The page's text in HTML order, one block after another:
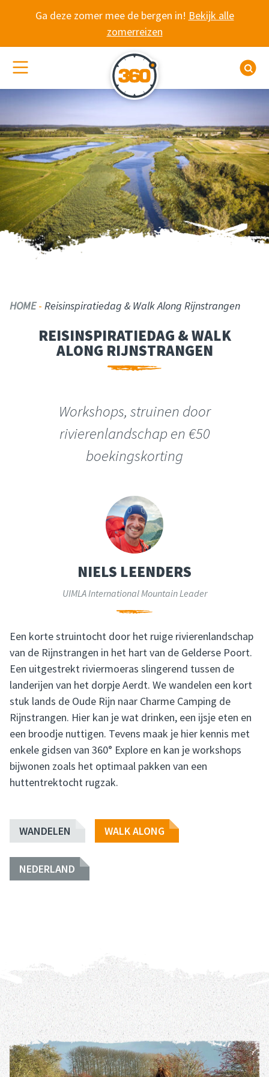
Ga deze zomer mee de bergen in! Bekijk alle
zomerreizen
(De)activeer site navigatie
Workshops, struinen
HOME- Reisinspiratiedag & Walk Along Rijnstrangen
REISINSPIRATIEDAG & WALK
ALONG RIJNSTRANGEN
Workshops, struinen door
rivierenlandschap en €50
boekingskorting
NIELS LEENDERS
UIMLA International Mountain Leader
Een korte struintocht door het ruige rivierenlandschap
van de Rijnstrangen in het hart van de Gelderse Poort.
Een uitgestrekt riviermoeras slingerend tussen de
landerijen van het dorpje Aerdt. We wandelen een kort
stuk lands de Oude Rijn naar Charme Camping de
Rijnstrangen. Hier kan je wat drinken, een ijsje eten en
een broodje nuttigen. Tevens maak je hier kennis met
enkele gidsen van 360° Explore en kan je workshops
bijwonen zoals het optimaal pakken van een
huttentrektocht rugzak.
WANDELEN WALK ALONG
NEDERLAND
REIS DETAILS